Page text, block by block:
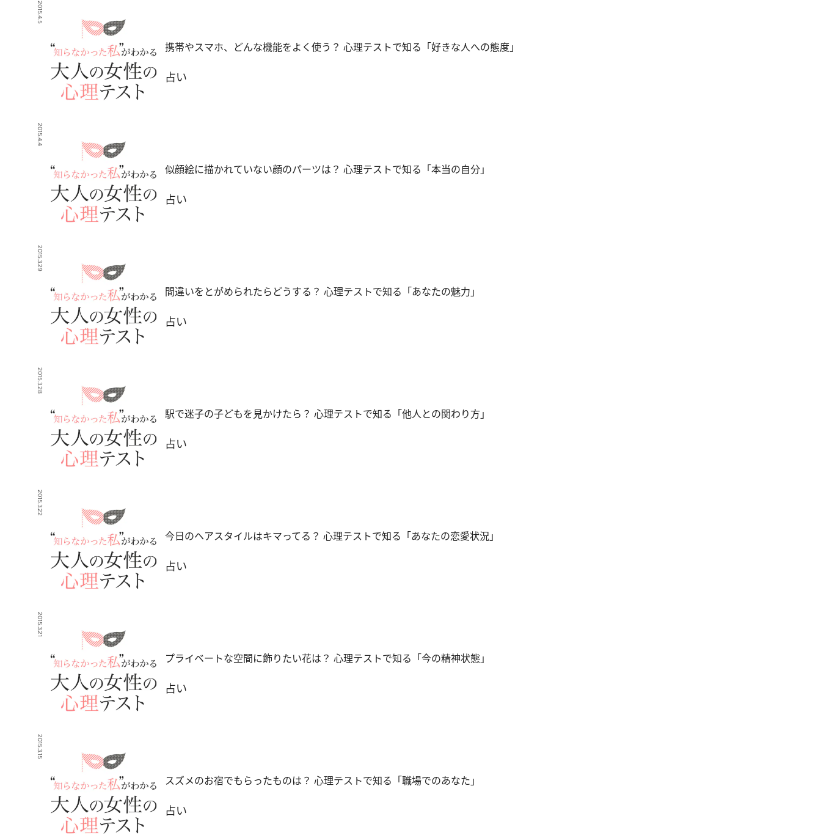
2015.4.5
携帯やスマホ、どんな機能をよく使う？ 心理テストで知る「好きな人への態度」
占い
2015.4.4
似顔絵に描かれていない顔のパーツは？ 心理テストで知る「本当の自分」
占い
2015.3.29
間違いをとがめられたらどうする？ 心理テストで知る「あなたの魅力」
占い
2015.3.28
駅で迷子の子どもを見かけたら？ 心理テストで知る「他人との関わり方」
占い
2015.3.22
今日のヘアスタイルはキマってる？ 心理テストで知る「あなたの恋愛状況」
占い
2015.3.21
プライベートな空間に飾りたい花は？ 心理テストで知る「今の精神状態」
占い
2015.3.15
スズメのお宿でもらったものは？ 心理テストで知る「職場でのあなた」
占い